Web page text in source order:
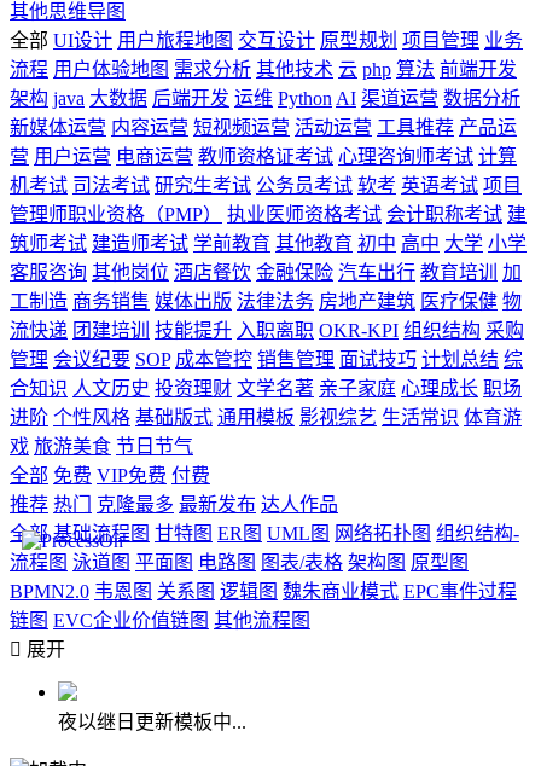
其他思维导图
全部 UI设计 用户旅程地图 交互设计 原型规划 项目管理 业务
流程 用户体验地图 需求分析 其他技术 云 php 算法 前端开发
架构 java 大数据 后端开发 运维 Python AI 渠道运营 数据分析
新媒体运营 内容运营 短视频运营 活动运营 工具推荐 产品运
营 用户运营 电商运营 教师资格证考试 心理咨询师考试 计算
机考试 司法考试 研究生考试 公务员考试 软考 英语考试 项目
管理师职业资格（PMP）
执业医师资格考试 会计职称考试 建
筑师考试 建造师考试 学前教育 其他教育 初中 高中 大学 小学
客服咨询 其他岗位 酒店餐饮 金融保险 汽车出行 教育培训
加
工制造 商务销售 媒体出版 法律法务 房地产建筑 医疗保健 物
流快递 团建培训 技能提升 入职离职 OKR-KPI 组织结构 采购
管理 会议纪要 SOP 成本管控 销售管理 面试技巧 计划总结 综
合知识 人文历史 投资理财 文学名著 亲子家庭 心理成长 职场
进阶 个性风格 基础版式 通用模板 影视综艺 生活常识 体育游
戏 旅游美食 节日节气
全部 免费 VIP免费 付费
推荐 热门 克隆最多 最新发布 达人作品
全部 基础流程图 甘特图 ER图 UML图 网络拓扑图 组织结构-
流程图 泳道图 平面图 电路图 图表/表格 架构图 原型图
BPMN2.0 韦恩图 关系图 逻辑图 魏朱商业模式 EPC事件过程
链图 EVC企业价值链图 其他流程图
 展开
夜以继日更新模板中...